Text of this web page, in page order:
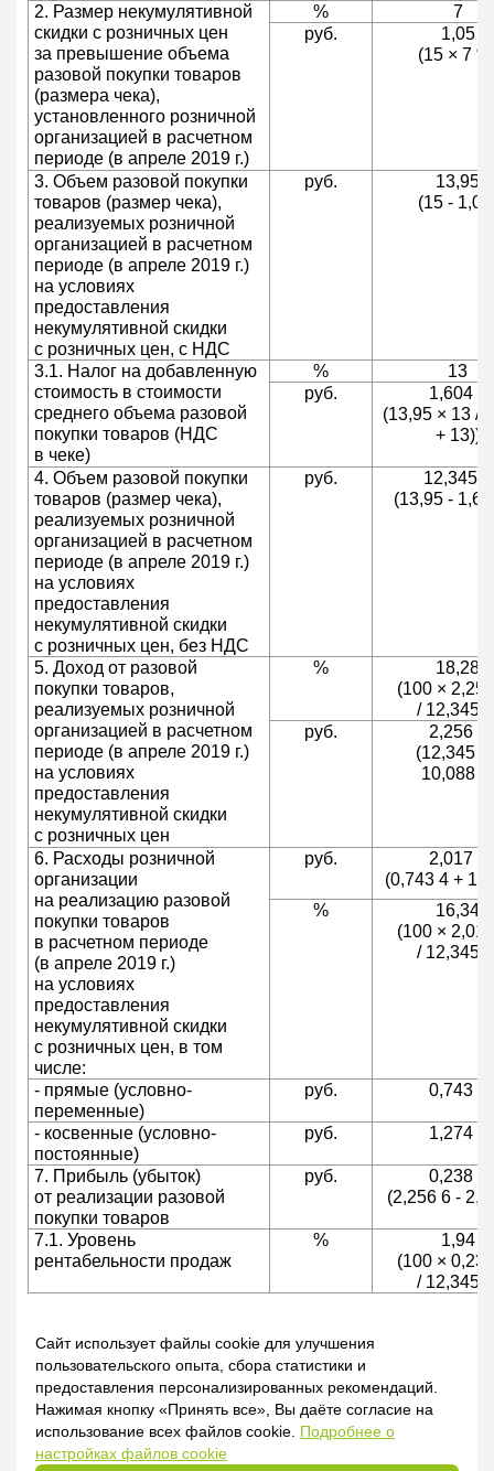
Сайт использует файлы cookie для улучшения
пользовательского опыта, сбора статистики и
предоставления персонализированных рекомендаций.
Нажимая кнопку «Принять все», Вы даёте согласие на
использование всех файлов cookie. Подробнее о
настройках файлов cookie
2. Размер некумулятивной
скидки с розничных цен
за превышение объема
разовой покупки товаров
(размера чека),
установленного розничной
организацией в расчетном
периоде (в апреле 2019 г.)
%
7
руб.
1,05
(15 × 7
3. Объем разовой покупки
товаров (размер чека),
реализуемых розничной
организацией в расчетном
периоде (в апреле 2019 г.)
на условиях
предоставления
некумулятивной скидки
с розничных цен, с НДС
руб.
13,95
(15 -
3.1. Налог на добавленную
стоимость в стоимости
среднего объема разовой
покупки товаров (НДС
в чеке)
%
13
руб.
1,604 9
(13,95 × 13 /
+ 13))
4. Объем разовой покупки
товаров (размер чека),
реализуемых розничной
организацией в расчетном
периоде (в апреле 2019 г.)
на условиях
предоставления
некумулятивной скидки
с розничных цен, без НДС
руб.
12,345 1
(13,95 -
5. Доход от разовой
покупки товаров,
реализуемых розничной
организацией в расчетном
периоде (в апреле 2019 г.)
на условиях
предоставления
некумулятивной скидки
с розничных цен
%
18,28
(100 ×
/ 12,345
руб.
2,256 6
(12,345 1
10,088 5)
6. Расходы розничной
организации
на реализацию разовой
покупки товаров
в расчетном периоде
(в апреле 2019 г.)
на условиях
предоставления
некумулятивной скидки
с розничных цен, в том
числе:
руб.
2,017 7
(0,743 4 +
%
16,34
(100 ×
/ 12,345
- прямые (условно-
переменные)
руб. 0,743 4
- косвенные (условно-
постоянные)
руб. 1,274 3
7. Прибыль (убыток)
от реализации разовой
покупки товаров
руб.
0,238 9
(2,256 6 -
7.1. Уровень
рентабельности продаж
%
1,94
(100 ×
/ 12,345
29.03.2019
Галина Кевра, экономист